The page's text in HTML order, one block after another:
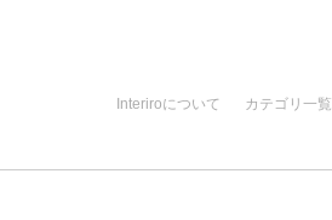
Interiroについて カテゴリ一覧